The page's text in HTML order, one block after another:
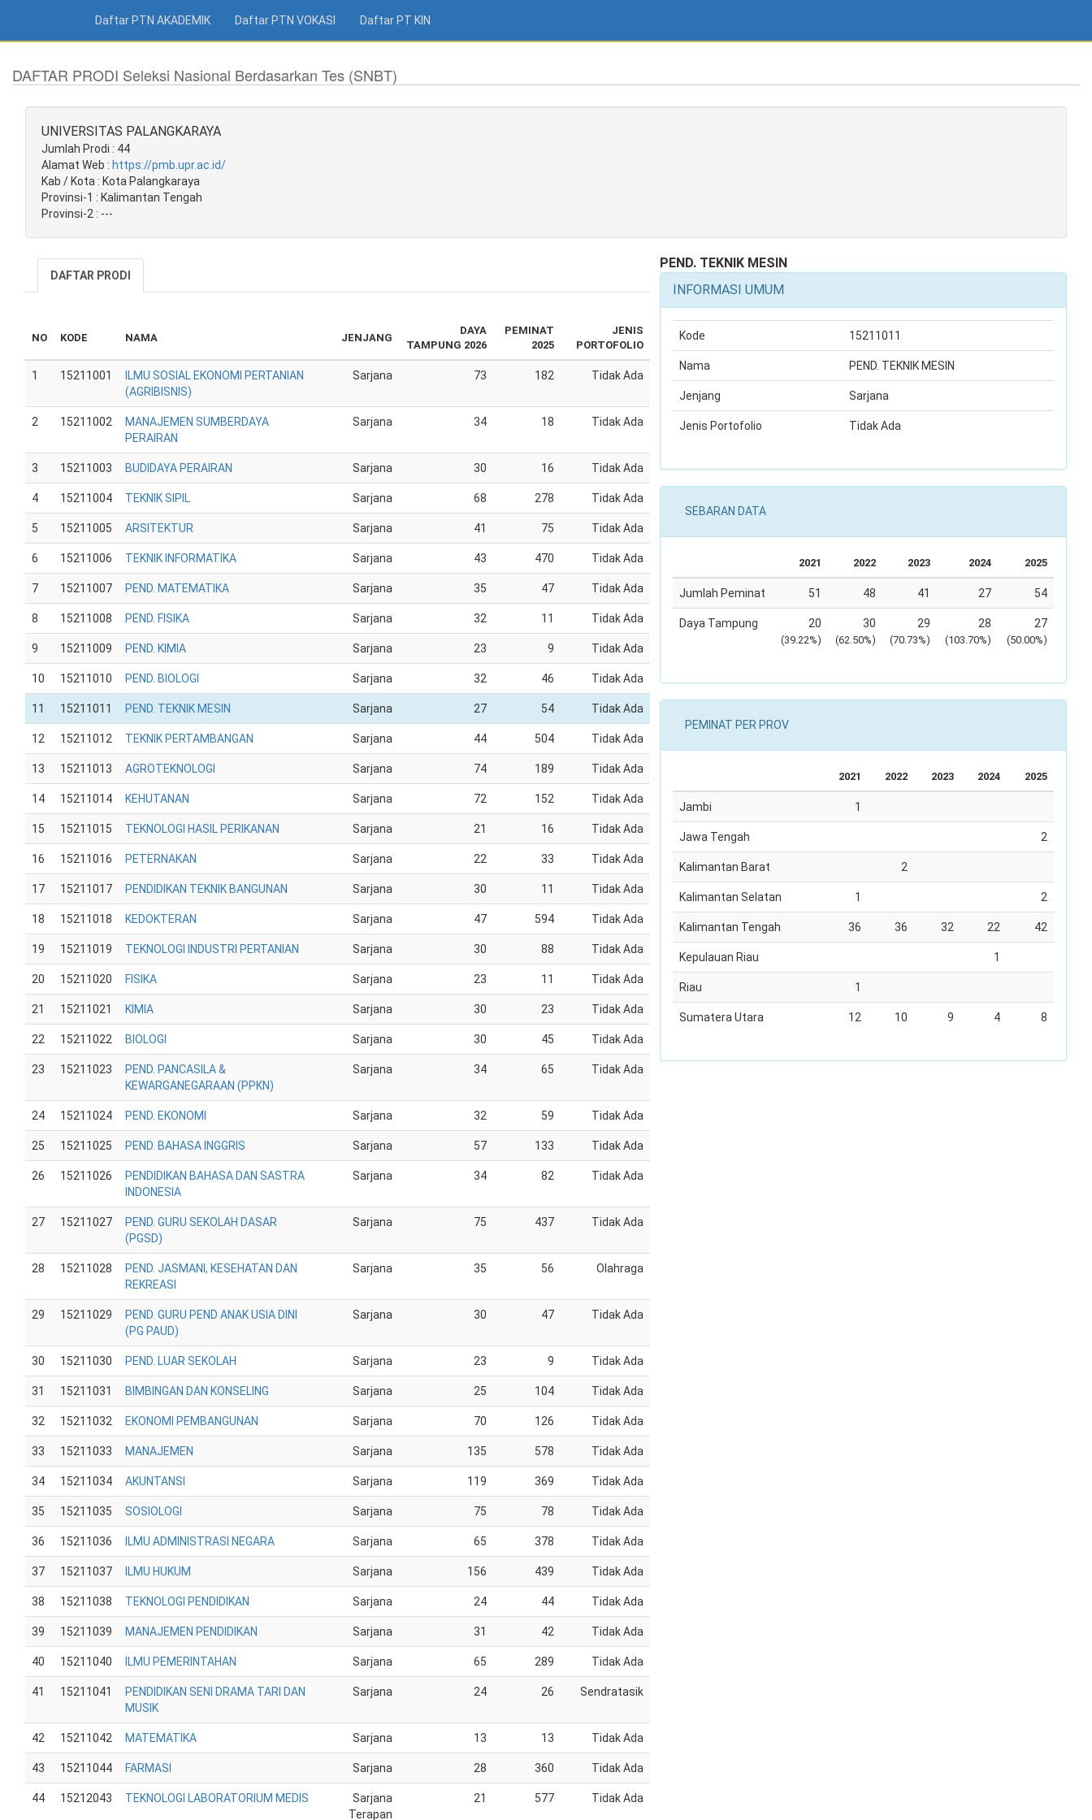
Daftar PTN AKADEMIK Daftar PTN VOKASI Daftar PT KIN
DAFTAR PRODI Seleksi Nasional Berdasarkan Tes (SNBT)
UNIVERSITAS PALANGKARAYA
Jumlah Prodi : 44
Alamat Web : https://pmb.upr.ac.id/
Kab / Kota : Kota Palangkaraya
Provinsi-1 : Kalimantan Tengah
Provinsi-2 : ---
DAFTAR PRODI
NO KODE NAMA JENJANG
DAYA
TAMPUNG 2026
PEMINAT
2025
JENIS
PORTOFOLIO
1 15211001
ILMU SOSIAL EKONOMI PERTANIAN
(AGRIBISNIS)
Sarjana 73 182 Tidak Ada
2 15211002
MANAJEMEN SUMBERDAYA
PERAIRAN
Sarjana 34 18 Tidak Ada
3 15211003 BUDIDAYA PERAIRAN Sarjana 30 16 Tidak Ada
4 15211004 TEKNIK SIPIL Sarjana 68 278 Tidak Ada
5 15211005 ARSITEKTUR Sarjana 41 75 Tidak Ada
6 15211006 TEKNIK INFORMATIKA Sarjana 43 470 Tidak Ada
7 15211007 PEND. MATEMATIKA Sarjana 35 47 Tidak Ada
8 15211008 PEND. FISIKA Sarjana 32 11 Tidak Ada
9 15211009 PEND. KIMIA Sarjana 23 9 Tidak Ada
10 15211010 PEND. BIOLOGI Sarjana 32 46 Tidak Ada
11 15211011 PEND. TEKNIK MESIN Sarjana 27 54 Tidak Ada
12 15211012 TEKNIK PERTAMBANGAN Sarjana 44 504 Tidak Ada
13 15211013 AGROTEKNOLOGI Sarjana 74 189 Tidak Ada
14 15211014 KEHUTANAN Sarjana 72 152 Tidak Ada
15 15211015 TEKNOLOGI HASIL PERIKANAN Sarjana 21 16 Tidak Ada
16 15211016 PETERNAKAN Sarjana 22 33 Tidak Ada
17 15211017 PENDIDIKAN TEKNIK BANGUNAN Sarjana 30 11 Tidak Ada
18 15211018 KEDOKTERAN Sarjana 47 594 Tidak Ada
19 15211019 TEKNOLOGI INDUSTRI PERTANIAN Sarjana 30 88 Tidak Ada
20 15211020 FISIKA Sarjana 23 11 Tidak Ada
21 15211021 KIMIA Sarjana 30 23 Tidak Ada
22 15211022 BIOLOGI Sarjana 30 45 Tidak Ada
23 15211023
PEND. PANCASILA &
KEWARGANEGARAAN (PPKN)
Sarjana 34 65 Tidak Ada
24 15211024 PEND. EKONOMI Sarjana 32 59 Tidak Ada
25 15211025 PEND. BAHASA INGGRIS Sarjana 57 133 Tidak Ada
26 15211026
PENDIDIKAN BAHASA DAN SASTRA
INDONESIA
Sarjana 34 82 Tidak Ada
27 15211027
PEND. GURU SEKOLAH DASAR
(PGSD)
Sarjana 75 437 Tidak Ada
28 15211028
PEND. JASMANI, KESEHATAN DAN
REKREASI
Sarjana 35 56 Olahraga
29 15211029
PEND. GURU PEND ANAK USIA DINI
(PG PAUD)
Sarjana 30 47 Tidak Ada
30 15211030 PEND. LUAR SEKOLAH Sarjana 23 9 Tidak Ada
31 15211031 BIMBINGAN DAN KONSELING Sarjana 25 104 Tidak Ada
32 15211032 EKONOMI PEMBANGUNAN Sarjana 70 126 Tidak Ada
33 15211033 MANAJEMEN Sarjana 135 578 Tidak Ada
34 15211034 AKUNTANSI Sarjana 119 369 Tidak Ada
35 15211035 SOSIOLOGI Sarjana 75 78 Tidak Ada
36 15211036 ILMU ADMINISTRASI NEGARA Sarjana 65 378 Tidak Ada
37 15211037 ILMU HUKUM Sarjana 156 439 Tidak Ada
38 15211038 TEKNOLOGI PENDIDIKAN Sarjana 24 44 Tidak Ada
39 15211039 MANAJEMEN PENDIDIKAN Sarjana 31 42 Tidak Ada
40 15211040 ILMU PEMERINTAHAN Sarjana 65 289 Tidak Ada
41 15211041
PENDIDIKAN SENI DRAMA TARI DAN
MUSIK
Sarjana 24 26 Sendratasik
42 15211042 MATEMATIKA Sarjana 13 13 Tidak Ada
43 15211044 FARMASI Sarjana 28 360 Tidak Ada
44 15212043 TEKNOLOGI LABORATORIUM MEDIS
Sarjana
Terapan
21 577 Tidak Ada
PEND. TEKNIK MESIN
INFORMASI UMUM
Kode 15211011
Nama PEND. TEKNIK MESIN
Jenjang Sarjana
Jenis Portofolio Tidak Ada
SEBARAN DATA
2021 2022 2023 2024 2025
Jumlah Peminat 51 48 41 27 54
Daya Tampung 20
(39.22%)
30
(62.50%)
29
(70.73%)
28
(103.70%)
27
(50.00%)
PEMINAT PER PROV
2021 2022 2023 2024 2025
Jambi 1
Jawa Tengah 2
Kalimantan Barat 2
Kalimantan Selatan 1 2
Kalimantan Tengah 36 36 32 22 42
Kepulauan Riau 1
Riau 1
Sumatera Utara 12 10 9 4 8